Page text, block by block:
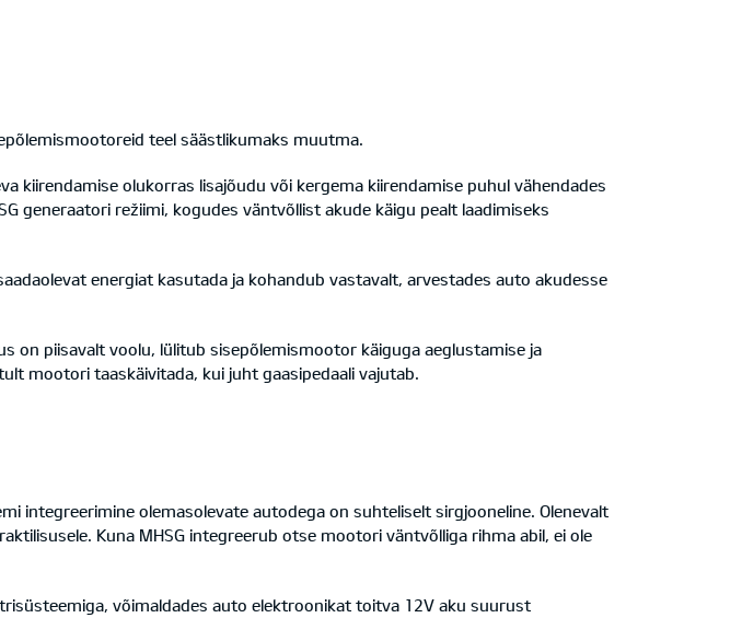
teel säästlikumaks muutma.
kiirendamise olukorras lisajõudu või kergema kiirendamise puhul vähendades
generaatori režiimi, kogudes väntvõllist akude käigu pealt laadimiseks
energiat kasutada ja kohandub vastavalt, arvestades auto akudesse
on piisavalt voolu, lülitub sisepõlemismootor käiguga aeglustamise ja
mootori taaskäivitada, kui juht gaasipedaali vajutab.
integreerimine olemasolevate autodega on suhteliselt sirgjooneline. Olenevalt
Kuna MHSG integreerub otse mootori väntvõlliga rihma abil, ei ole
võimaldades auto elektroonikat toitva 12V aku suurust